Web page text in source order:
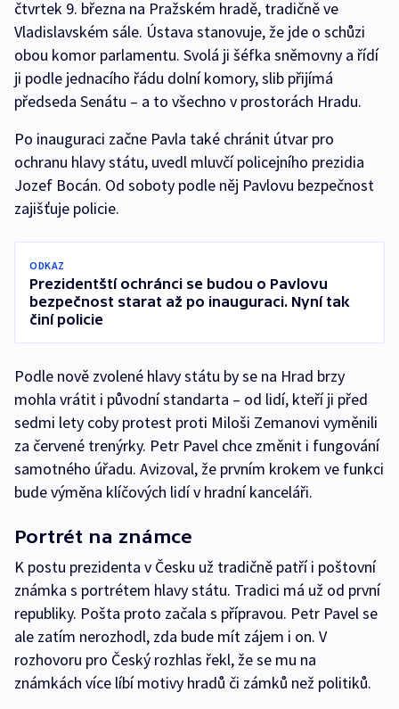
čtvrtek 9. března na Pražském hradě, tradičně ve
Vladislavském sále. Ústava stanovuje, že jde o schůzi
obou komor parlamentu. Svolá ji šéfka sněmovny a řídí
ji podle jednacího řádu dolní komory, slib přijímá
předseda Senátu – a to všechno v prostorách Hradu.
Po inauguraci začne Pavla také chránit útvar pro
ochranu hlavy státu, uvedl mluvčí policejního prezidia
Jozef Bocán. Od soboty podle něj Pavlovu bezpečnost
zajišťuje policie.
ODKAZ
Prezidentští ochránci se budou o Pavlovu
bezpečnost starat až po inauguraci. Nyní tak
činí policie
Podle nově zvolené hlavy státu by se na Hrad brzy
mohla vrátit i původní standarta – od lidí, kteří ji před
sedmi lety coby protest proti Miloši Zemanovi vyměnili
za červené trenýrky. Petr Pavel chce změnit i fungování
samotného úřadu. Avizoval, že prvním krokem ve funkci
bude výměna klíčových lidí v hradní kanceláři.
Portrét na známce
K postu prezidenta v Česku už tradičně patří i poštovní
známka s portrétem hlavy státu. Tradici má už od první
republiky. Pošta proto začala s přípravou. Petr Pavel se
ale zatím nerozhodl, zda bude mít zájem i on. V
rozhovoru pro Český rozhlas řekl, že se mu na
známkách více líbí motivy hradů či zámků než politiků.